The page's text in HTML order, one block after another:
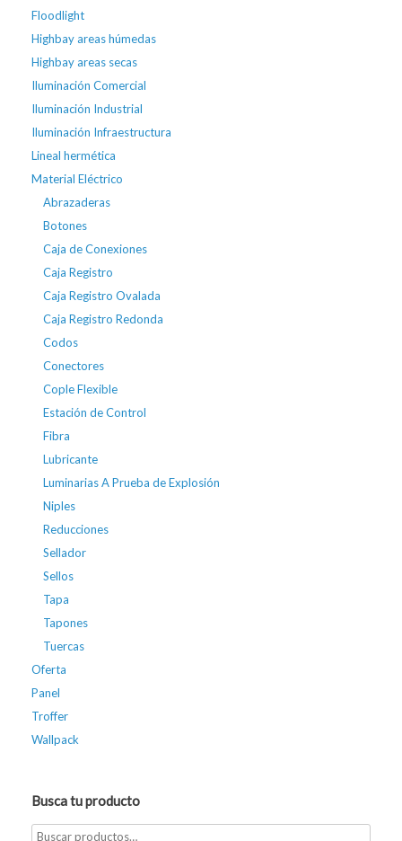
Floodlight
Highbay areas húmedas
Highbay areas secas
Iluminación Comercial
Iluminación Industrial
Iluminación Infraestructura
Lineal hermética
Material Eléctrico
Abrazaderas
Botones
Caja de Conexiones
Caja Registro
Caja Registro Ovalada
Caja Registro Redonda
Codos
Conectores
Cople Flexible
Estación de Control
Fibra
Lubricante
Luminarias A Prueba de Explosión
Niples
Reducciones
Sellador
Sellos
Tapa
Tapones
Tuercas
Oferta
Panel
Troffer
Wallpack
Busca tu producto